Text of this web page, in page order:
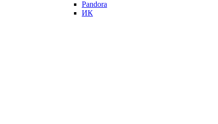
Pandora
ИК